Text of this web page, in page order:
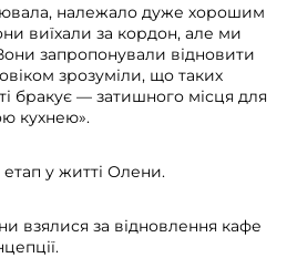
належало дуже хорошим
виїхали за кордон, але ми
запропонували відновити
зрозуміли, що таких
бракує — затишного місця для
кухнею».
у житті Олени.
взялися за відновлення кафе